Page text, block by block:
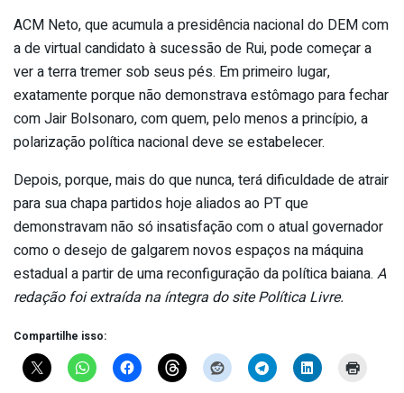
ACM Neto, que acumula a presidência nacional do DEM com
a de virtual candidato à sucessão de Rui, pode começar a
ver a terra tremer sob seus pés. Em primeiro lugar,
exatamente porque não demonstrava estômago para fechar
com Jair Bolsonaro, com quem, pelo menos a princípio, a
polarização política nacional deve se estabelecer.
Depois, porque, mais do que nunca, terá dificuldade de atrair
para sua chapa partidos hoje aliados ao PT que
demonstravam não só insatisfação com o atual governador
como o desejo de galgarem novos espaços na máquina
estadual a partir de uma reconfiguração da política baiana. A
redação foi extraída na íntegra do site Política Livre.
Compartilhe isso: